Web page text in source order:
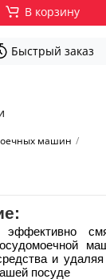
В корзину
Быстрый заказ
машин
эффективно
и
посуде